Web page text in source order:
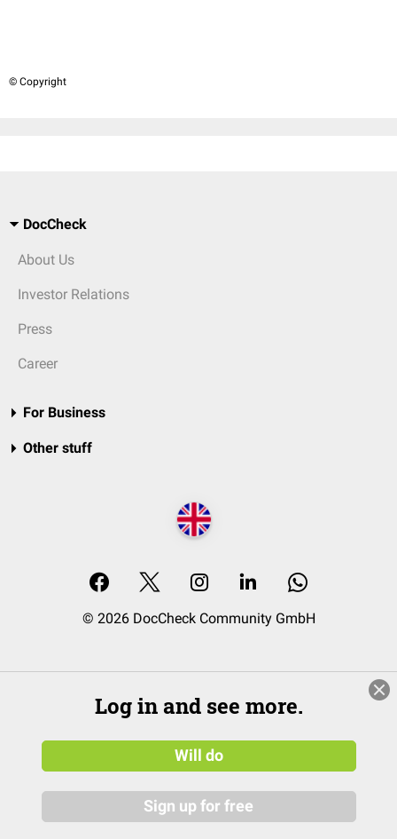
© Copyright
DocCheck
About Us
Investor Relations
Press
Career
For Business
Other stuff
© 2026 DocCheck Community GmbH
Log in and see more.
Will do
Sign up for free